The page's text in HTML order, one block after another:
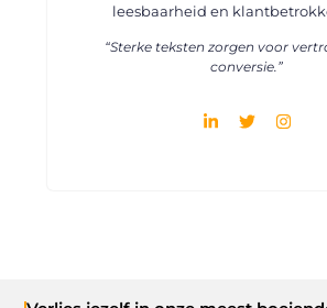
leesbaarheid en
“Sterke teksten zorgen voor
conversie.”